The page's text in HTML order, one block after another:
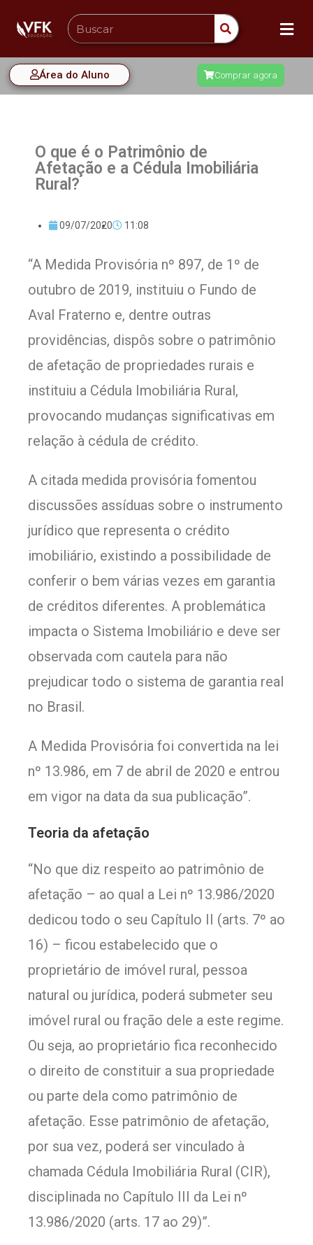
Área do Aluno Comprar agora
O que é o Patrimônio de
Afetação e a Cédula Imobiliária
Rural?
09/07/2020 11:08
“A Medida Provisória nº 897, de 1º de
outubro de 2019, instituiu o Fundo de
Aval Fraterno e, dentre outras
providências, dispôs sobre o patrimônio
de afetação de propriedades rurais e
instituiu a Cédula Imobiliária Rural,
provocando mudanças significativas em
relação à cédula de crédito.
A citada medida provisória fomentou
discussões assíduas sobre o instrumento
jurídico que representa o crédito
imobiliário, existindo a possibilidade de
conferir o bem várias vezes em garantia
de créditos diferentes. A problemática
impacta o Sistema Imobiliário e deve ser
observada com cautela para não
prejudicar todo o sistema de garantia real
no Brasil.
A Medida Provisória foi convertida na lei
nº 13.986, em 7 de abril de 2020 e entrou
em vigor na data da sua publicação”.
Teoria da afetação
“No que diz respeito ao patrimônio de
afetação – ao qual a Lei nº 13.986/2020
dedicou todo o seu Capítulo II (arts. 7º ao
16) – ficou estabelecido que o
proprietário de imóvel rural, pessoa
natural ou jurídica, poderá submeter seu
imóvel rural ou fração dele a este regime.
Ou seja, ao proprietário fica reconhecido
o direito de constituir a sua propriedade
ou parte dela como patrimônio de
afetação. Esse patrimônio de afetação,
por sua vez, poderá ser vinculado à
chamada Cédula Imobiliária Rural (CIR),
disciplinada no Capítulo III da Lei nº
13.986/2020 (arts. 17 ao 29)”.